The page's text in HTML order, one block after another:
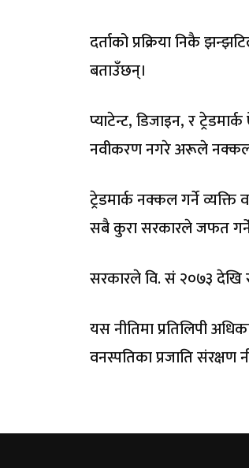
दर्ताको प्रक्रिया निकै
बताउँछन्।
प्याटेन्ट, डिजाइन, र
नवीकरण नगरे अरूले नक्कल
ट्रेडमार्क नक्कल गर्ने
सबै कुरा सरकारले जफत गर्ने
सरकारले वि. सं २०७३ देखि
यस नीतिमा प्रतिलिपी
वनस्पतिका प्रजाति संरक्षण